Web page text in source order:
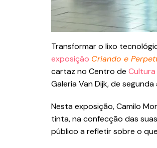
Transformar o lixo
exposição Criando e
cartaz no Centro de Cultura
Galeria Van Dijk, de
Nesta exposição, Camilo
tinta, na confecção das
público a refletir sobre o